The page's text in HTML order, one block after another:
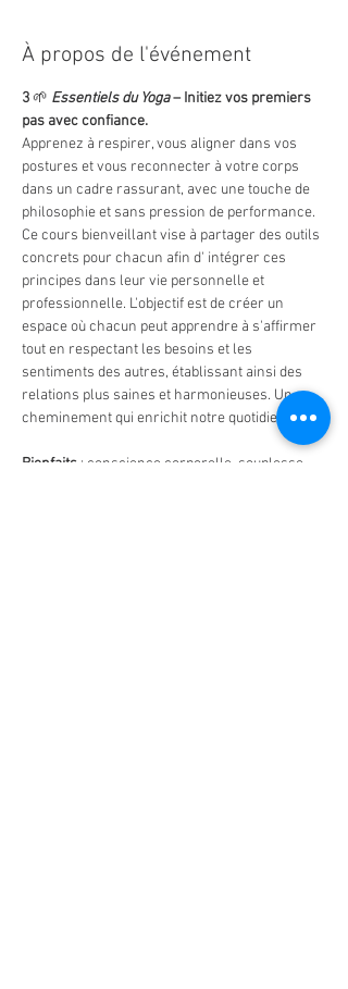
À propos de l'événement
3 🌱 Essentiels du Yoga – Initiez vos premiers
pas avec confiance.
Apprenez à respirer, vous aligner dans vos
postures et vous reconnecter à votre corps
dans un cadre rassurant, avec une touche de
philosophie et sans pression de performance.
Ce cours bienveillant vise à partager des outils
concrets pour chacun afin d' intégrer ces
principes dans leur vie personnelle et
professionnelle. L'objectif est de créer un
espace où chacun peut apprendre à s'affirmer
tout en respectant les besoins et les
sentiments des autres, établissant ainsi des
relations plus saines et harmonieuses. Un
cheminement qui enrichit notre quotidien.
Bienfaits : conscience corporelle, souplesse,